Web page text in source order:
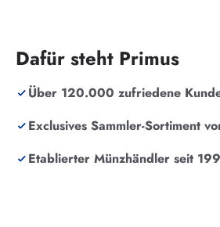
Dafür steht Primus
Über 120.000 zufriedene
Exclusives Sammler-Sortiment
Etablierter Münzhändler seit